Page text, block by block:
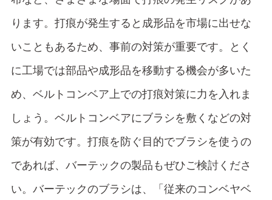
ります。打痕が発生すると成形品を市場に出せな
いこともあるため、事前の対策が重要です。とく
に工場では部品や成形品を移動する機会が多いた
め、ベルトコンベア上での打痕対策に力を入れま
しょう。ベルトコンベアにブラシを敷くなどの対
策が有効です。打痕を防ぐ目的でブラシを使うの
であれば、バーテックの製品もぜひご検討くださ
い。バーテックのブラシは、「従来のコンベヤベ